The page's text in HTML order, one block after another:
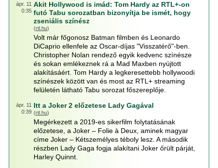
ápr. 11
0:35
Akit Hollywood is imád: Tom Hardy az RTL+-on
futó Tabu sorozatban bizonyítja be ismét, hogy
zseniális színész
(rtl.hu)
Volt már főgonosz Batman filmben és Leonardo
DiCaprio ellenfele az Oscar-díjas "Visszatérő"-ben.
Christopher Nolan rendező egyik kedvenc színésze
és sokan emlékeznek rá a Mad Maxben nyújtott
alakításáért. Tom Hardy a legkeresettebb hollywoodi
színészek között van és most az RTL+ streaming
felületén látható Tabu sorozat főszereplője.
ápr. 11
0:39
Itt a Joker 2 előzetese Lady Gagával
(rtl.hu)
Megérkezett a 2019-es sikerfilm folytatásának
előzetese, a Joker – Folie à Deux, aminek magyar
címe Joker – Kétszemélyes téboly lesz. A második
részben Lady Gaga fogja alakítani Joker őrült párját,
Harley Quinnt.